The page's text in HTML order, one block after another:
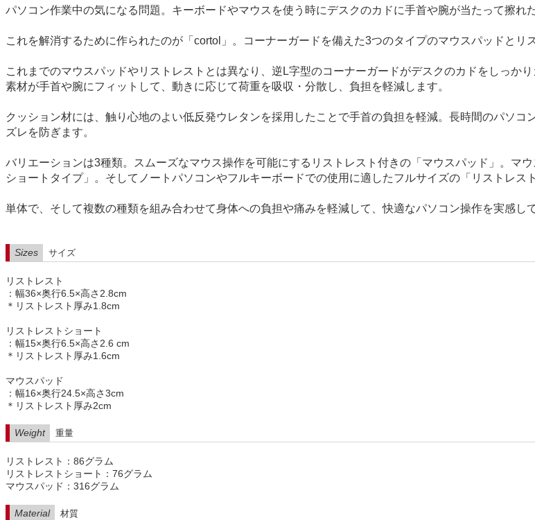
パソコン作業中の気になる問題。キーボードやマウスを使う時にデスクのカドに手首や腕が当たって擦れ
これを解消するために作られたのが「cortol」。コーナーガードを備えた3つのタイプのマウスパッドとリ
これまでのマウスパッドやリストレストとは異なり、逆L字型のコーナーガードがデスクのカドをしっか
素材が手首や腕にフィットして、動きに応じて荷重を吸収・分散し、負担を軽減します。
クッション材には、触り心地のよい低反発ウレタンを採用したことで手首の負担を軽減。長時間のパソ
ズレを防ぎます。
バリエーションは3種類。スムーズなマウス操作を可能にするリストレスト付きの「マウスパッド」。マ
ショートタイプ」。そしてノートパソコンやフルキーボードでの使用に適したフルサイズの「リストレスト
単体で、そして複数の種類を組み合わせて身体への負担や痛みを軽減して、快適なパソコン操作を実感し
Sizes サイズ
リストレスト
：幅36×奥行6.5×高さ2.8cm
＊リストレスト厚み1.8cm
リストレストショート
：幅15×奥行6.5×高さ2.6 cm
＊リストレスト厚み1.6cm
マウスパッド
：幅16×奥行24.5×高さ3cm
＊リストレスト厚み2cm
Weight 重量
リストレスト：86グラム
リストレストショート：76グラム
マウスパッド：316グラム
Material 材質